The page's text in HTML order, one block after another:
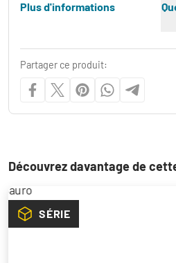
Plus d'informations
Partager ce produit:
Découvrez davantage de
SÉRIE